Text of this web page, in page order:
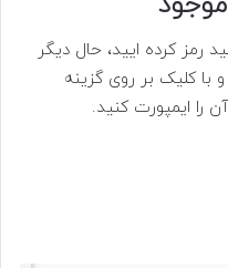
رمز کرده ایید، حال دیگر
با کلیک بر روی گزینه
را ایمپورت کنید.